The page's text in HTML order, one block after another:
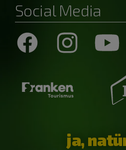
Social Media
ja,